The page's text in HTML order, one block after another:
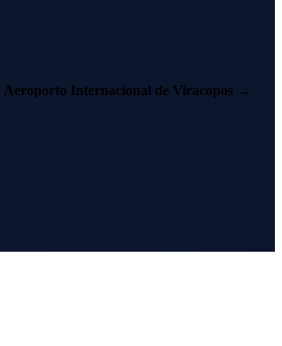
Aeroporto Internacional de Viracopos →